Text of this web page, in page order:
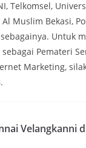
Telkomsel,
Al Muslim Bekasi,
Untuk
Pemateri
Marketing,
Velangkanni